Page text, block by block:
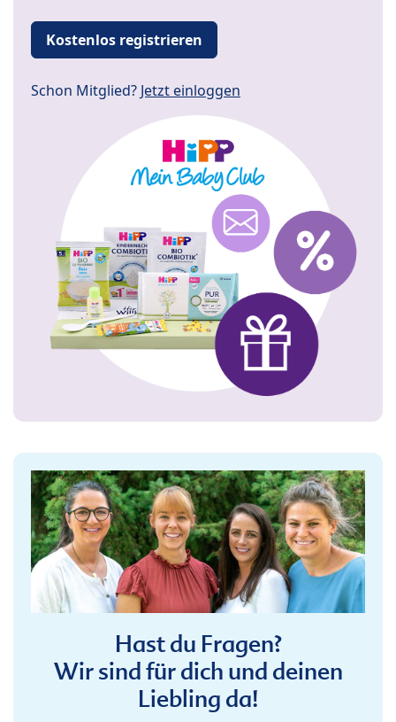
Kostenlos registrieren
Schon Mitglied? Jetzt einloggen
Hast du Fragen?
Wir sind für dich und deinen
Liebling da!